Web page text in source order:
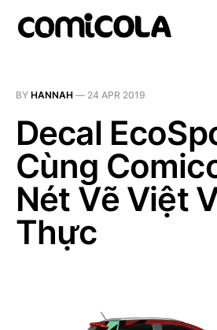
BY HANNAH — 24 APR 2019
Decal
Cùng
Nét Vẽ Việt
Thực